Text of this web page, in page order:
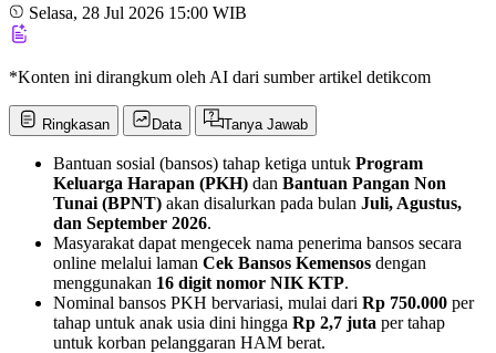
Selasa, 28 Jul 2026 15:00 WIB
*Konten ini dirangkum oleh AI dari sumber artikel detikcom
Ringkasan Data Tanya Jawab
Bantuan sosial (bansos) tahap ketiga untuk Program
Keluarga Harapan (PKH) dan Bantuan Pangan Non
Tunai (BPNT) akan disalurkan pada bulan Juli, Agustus,
dan September 2026.
Masyarakat dapat mengecek nama penerima bansos secara
online melalui laman Cek Bansos Kemensos dengan
menggunakan 16 digit nomor NIK KTP.
Nominal bansos PKH bervariasi, mulai dari Rp 750.000 per
tahap untuk anak usia dini hingga Rp 2,7 juta per tahap
untuk korban pelanggaran HAM berat.